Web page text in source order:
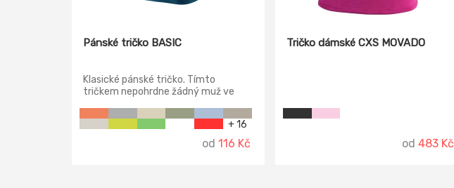
Pánské tričko BASIC
Klasické pánské tričko. Tímto
tričkem nepohrdne žádný muž ve
použita pouze kvalitní 100% bavlna.
+ 16
od 116 Kč
Tričko dámské CXS MOVADO
od 483 Kč